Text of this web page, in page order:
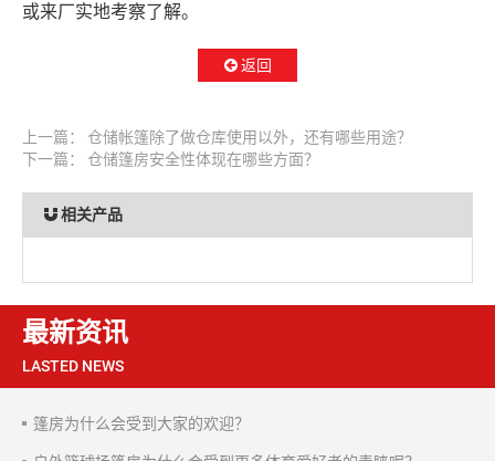
或来厂实地考察了解。
返回
上一篇： 仓储帐篷除了做仓库使用以外，还有哪些用途？
下一篇： 仓储篷房安全性体现在哪些方面？
相关产品
最新资讯
LASTED NEWS
篷房为什么会受到大家的欢迎？